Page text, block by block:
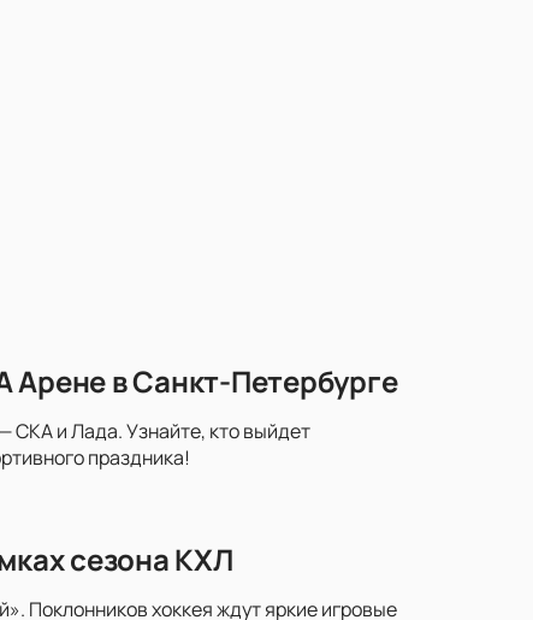
в Санкт-Петербурге
СКА и Лада. Узнайте, кто выйдет
праздника!
сезона КХЛ
Поклонников хоккея ждут яркие игровые